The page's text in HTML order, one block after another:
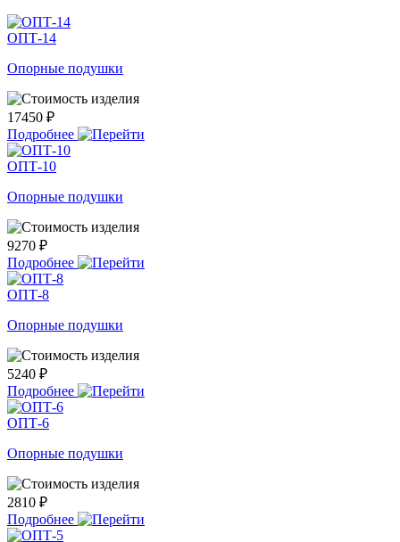
ОПТ-14
Опорные подушки
17450 ₽
Подробнее
ОПТ-10
Опорные подушки
9270 ₽
Подробнее
ОПТ-8
Опорные подушки
5240 ₽
Подробнее
ОПТ-6
Опорные подушки
2810 ₽
Подробнее